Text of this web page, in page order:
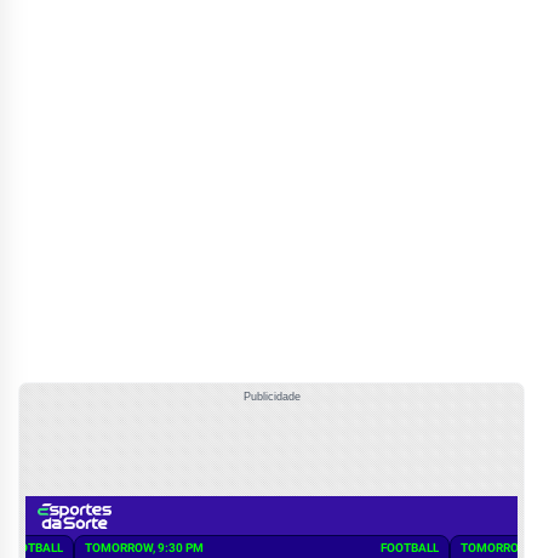
Publicidade